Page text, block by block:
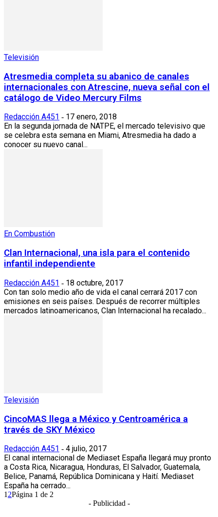
Televisión
Atresmedia completa su abanico de canales
internacionales con Atrescine, nueva señal con el
catálogo de Video Mercury Films
Redacción A451 - 17 enero, 2018
En la segunda jornada de NATPE, el mercado televisivo que
se celebra esta semana en Miami, Atresmedia ha dado a
conocer su nuevo canal...
En Combustión
Clan Internacional, una isla para el contenido
infantil independiente
Redacción A451 - 18 octubre, 2017
Con tan solo medio año de vida el canal cerrará 2017 con
emisiones en seis países. Después de recorrer múltiples
mercados latinoamericanos, Clan Internacional ha recalado...
Televisión
CincoMAS llega a México y Centroamérica a
través de SKY México
Redacción A451 - 4 julio, 2017
El canal internacional de Mediaset España llegará muy pronto
a Costa Rica, Nicaragua, Honduras, El Salvador, Guatemala,
Belice, Panamá, República Dominicana y Haití. Mediaset
España ha cerrado...
1 2Página 1 de 2
- Publicidad -